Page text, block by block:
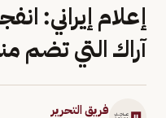
إعلام إيراني:
آراك التي تضم
فريق التحرير